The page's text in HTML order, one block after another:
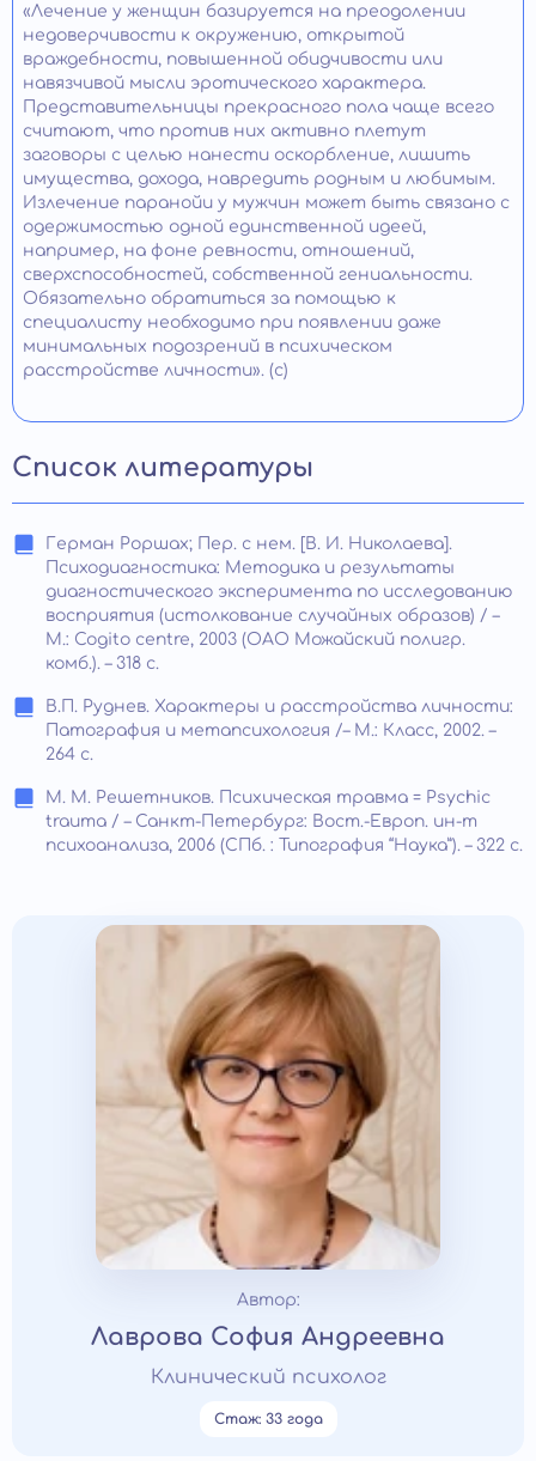
«Лечение у женщин базируется на преодолении
недоверчивости к окружению, открытой
враждебности, повышенной обидчивости или
навязчивой мысли эротического характера.
Представительницы прекрасного пола чаще всего
считают, что против них активно плетут
заговоры с целью нанести оскорбление, лишить
имущества, дохода, навредить родным и любимым.
Излечение паранойи у мужчин может быть связано с
одержимостью одной единственной идеей,
например, на фоне ревности, отношений,
сверхспособностей, собственной гениальности.
Обязательно обратиться за помощью к
специалисту необходимо при появлении даже
минимальных подозрений в психическом
расстройстве личности». (с)
Список литературы
Герман Роршах; Пер. с нем. [В. И. Николаева].
Психодиагностика: Методика и результаты
диагностического эксперимента по исследованию
восприятия (истолкование случайных образов) / –
М.: Cogito centre, 2003 (ОАО Можайский полигр.
комб.). – 318 с.
В.П. Руднев. Характеры и расстройства личности:
Патография и метапсихология /– М.: Класс, 2002. –
264 с.
М. М. Решетников. Психическая травма = Psychic
trauma / – Санкт-Петербург: Вост.-Европ. ин-т
психоанализа, 2006 (СПб. : Типография “Наука”). – 322 с.
Автор:
Лаврова София Андреевна
Клинический психолог
Стаж: 33 года